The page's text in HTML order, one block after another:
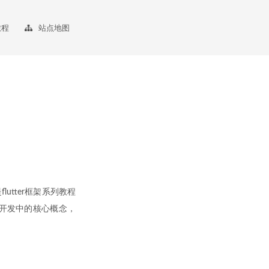
程 站点地图
框架系列教程
发中的核心概念，